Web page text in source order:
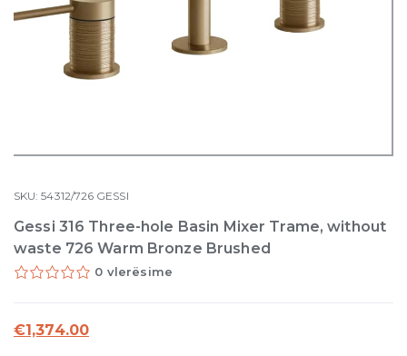
SKU:54312/726 GESSI
Gessi 316 Three-hole Basin Mixer Trame, without
waste 726 Warm Bronze Brushed
0 vlerësime
€1,374.00